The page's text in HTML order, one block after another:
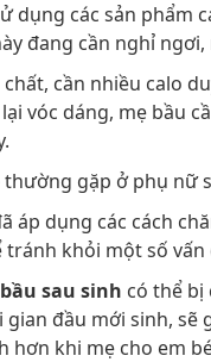
dụng các sản phẩm
đang cần nghỉ ngơi,
chất, cần nhiều calo
vóc dáng, mẹ bầu
thường gặp ở phụ nữ
áp dụng các cách
khỏi một số
sau sinh có thể bị
đầu mới sinh, sẽ
hơn khi mẹ cho em